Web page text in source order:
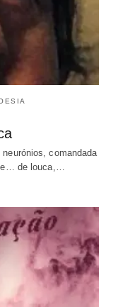
comandada
de louca,…